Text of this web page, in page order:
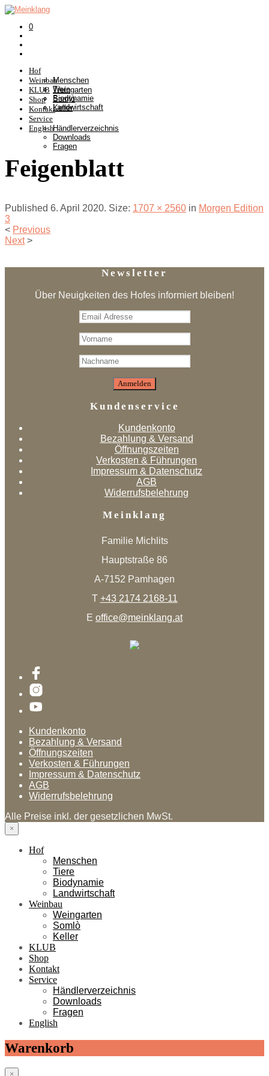
0
Hof
Menschen
Tiere
Biodynamie
Landwirtschaft
Weinbau
Weingarten
Somlò
Keller
KLUB
Shop
Kontakt
Service
Händlerverzeichnis
Downloads
Fragen
English
Feigenblatt
Published 6. April 2020. Size: 1707 × 2560 in Morgen Edition
3
< Previous
Next >
Newsletter
Über Neuigkeiten des Hofes informiert bleiben!
Kundenservice
Kundenkonto
Bezahlung & Versand
Öffnungszeiten
Verkosten & Führungen
Impressum & Datenschutz
AGB
Widerrufsbelehrung
Meinklang
Familie Michlits
Hauptstraße 86
A-7152 Pamhagen
T +43 2174 2168-11
E office@meinklang.at
Kundenkonto
Bezahlung & Versand
Öffnungszeiten
Verkosten & Führungen
Impressum & Datenschutz
AGB
Widerrufsbelehrung
Alle Preise inkl. der gesetzlichen MwSt.
×
Hof
Menschen
Tiere
Biodynamie
Landwirtschaft
Weinbau
Weingarten
Somlò
Keller
KLUB
Shop
Kontakt
Service
Händlerverzeichnis
Downloads
Fragen
English
Warenkorb
×